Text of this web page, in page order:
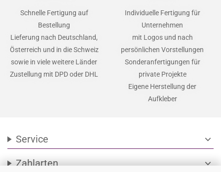
Schnelle Fertigung auf
Bestellung
Lieferung nach Deutschland,
Österreich und in die Schweiz
sowie in viele weitere Länder
Zustellung mit DPD oder DHL
Individuelle Fertigung für
Unternehmen
mit Logos und nach
persönlichen Vorstellungen
Sonderanfertigungen für
private Projekte
Eigene Herstellung der
Aufkleber
Service expand_more
Zahlarten expand_more